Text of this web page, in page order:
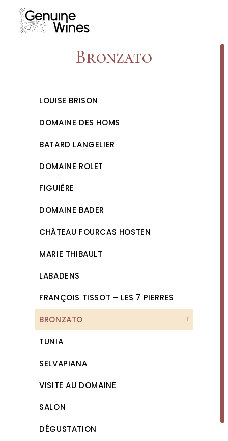
content
Bronzato
LOUISE BRISON
DOMAINE DES HOMS
BATARD LANGELIER
DOMAINE ROLET
FIGUIÈRE
DOMAINE BADER
CHÂTEAU FOURCAS HOSTEN
MARIE THIBAULT
LABADENS
FRANÇOIS TISSOT – LES 7 PIERRES
BRONZATO
TUNIA
SELVAPIANA
VISITE AU DOMAINE
SALON
DÉGUSTATION